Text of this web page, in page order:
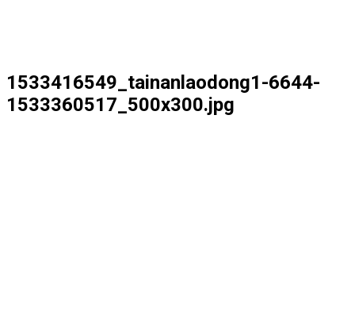
1533416549_tainanlaodong1-6644-
1533360517_500x300.jpg